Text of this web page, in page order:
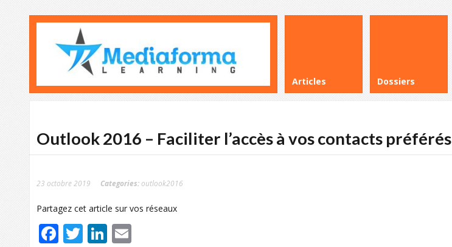
Articles Dossiers
Outlook 2016 – Faciliter l’accès à vos contacts préférés
23 octobre 2019 Categories: outlook2016
Partagez cet article sur vos réseaux
Facebook
TwitterLinkedIn